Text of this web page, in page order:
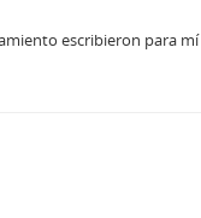
escribieron para